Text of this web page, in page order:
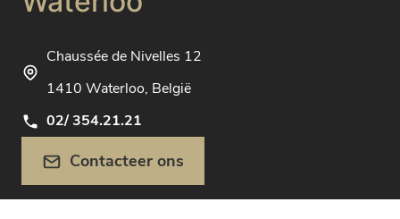
Chaussée de Nivelles 12
1410 Waterloo, België
02/ 354.21.21
Contacteer ons